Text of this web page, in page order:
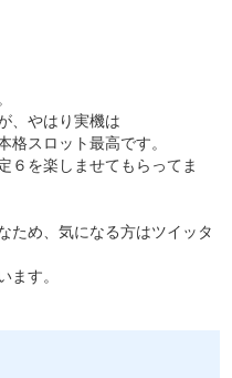
、やはり実機は
格スロット最高です。
６を楽しませてもらってま
ため、気になる方はツイッタ
ます。